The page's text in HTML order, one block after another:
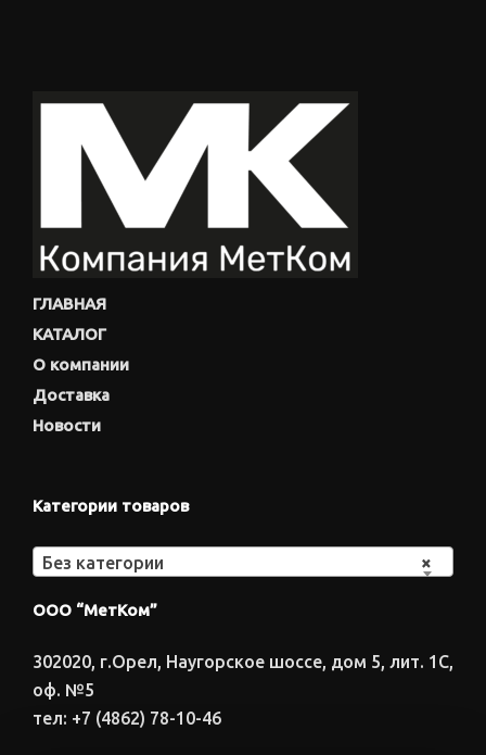
ГЛАВНАЯ
КАТАЛОГ
О компании
Доставка
Новости
Категории товаров
×
Без категории
ООО “МетКом”
302020, г.Орел, Наугорское шоссе, дом 5, лит. 1С,
оф. №5
тел: +7 (4862) 78-10-46